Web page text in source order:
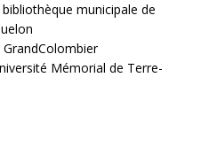
municipale de
Mémorial de Terre-